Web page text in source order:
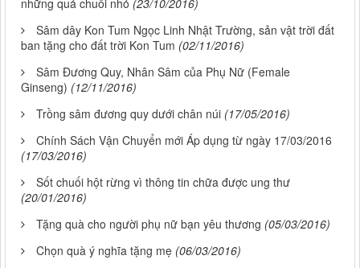
những quả chuối nhỏ (23/10/2016)
Sâm dây Kon Tum Ngọc Linh Nhật Trường, sản vật trời đất
ban tặng cho đất trời Kon Tum (02/11/2016)
Sâm Đương Quy, Nhân Sâm của Phụ Nữ (Female
Ginseng) (12/11/2016)
Trồng sâm đương quy dưới chân núi (17/05/2016)
Chính Sách Vận Chuyển mới Áp dụng từ ngày 17/03/2016
(17/03/2016)
Sốt chuối hột rừng vì thông tin chữa được ung thư
(20/01/2016)
Tặng quà cho người phụ nữ bạn yêu thương (05/03/2016)
Chọn quà ý nghĩa tặng mẹ (06/03/2016)